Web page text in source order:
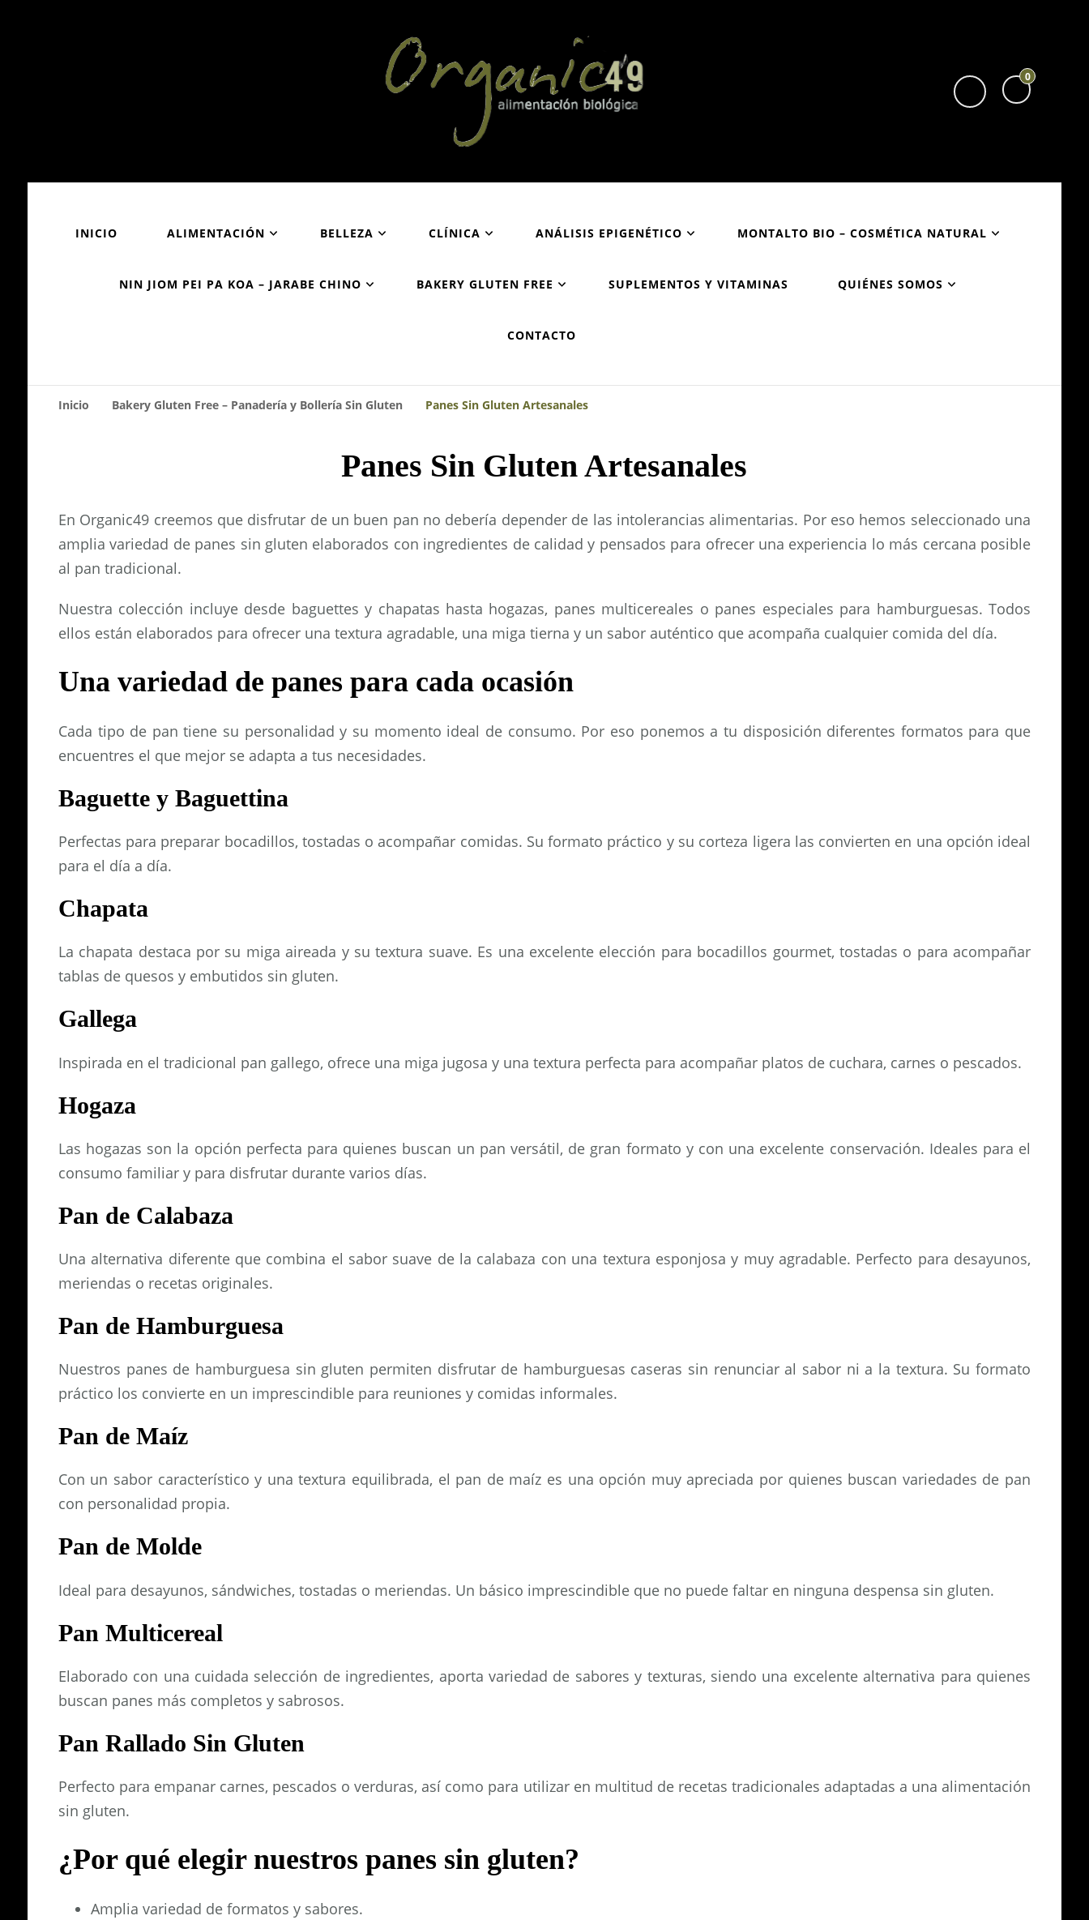
Organic49
Tu supermercado biológico y ecológico en San Sebastián
0
INICIO ALIMENTACIÓN BELLEZA CLÍNICA ANÁLISIS EPIGENÉTICO MONTALTO BIO – COSMÉTICA NATURAL
NIN JIOM PEI PA KOA – JARABE CHINO BAKERY GLUTEN FREE SUPLEMENTOS Y VITAMINAS QUIÉNES SOMOS
CONTACTO
Inicio Bakery Gluten Free – Panadería y Bollería Sin Gluten Panes Sin Gluten Artesanales
Panes Sin Gluten Artesanales
En Organic49 creemos que disfrutar de un buen pan no debería depender de las intolerancias alimentarias. Por eso hemos seleccionado una
amplia variedad de panes sin gluten elaborados con ingredientes de calidad y pensados para ofrecer una experiencia lo más cercana posible
al pan tradicional.
Nuestra colección incluye desde baguettes y chapatas hasta hogazas, panes multicereales o panes especiales para hamburguesas. Todos
ellos están elaborados para ofrecer una textura agradable, una miga tierna y un sabor auténtico que acompaña cualquier comida del día.
Una variedad de panes para cada ocasión
Cada tipo de pan tiene su personalidad y su momento ideal de consumo. Por eso ponemos a tu disposición diferentes formatos para que
encuentres el que mejor se adapta a tus necesidades.
Baguette y Baguettina
Perfectas para preparar bocadillos, tostadas o acompañar comidas. Su formato práctico y su corteza ligera las convierten en una opción ideal
para el día a día.
Chapata
La chapata destaca por su miga aireada y su textura suave. Es una excelente elección para bocadillos gourmet, tostadas o para acompañar
tablas de quesos y embutidos sin gluten.
Gallega
Inspirada en el tradicional pan gallego, ofrece una miga jugosa y una textura perfecta para acompañar platos de cuchara, carnes o pescados.
Hogaza
Las hogazas son la opción perfecta para quienes buscan un pan versátil, de gran formato y con una excelente conservación. Ideales para el
consumo familiar y para disfrutar durante varios días.
Pan de Calabaza
Una alternativa diferente que combina el sabor suave de la calabaza con una textura esponjosa y muy agradable. Perfecto para desayunos,
meriendas o recetas originales.
Pan de Hamburguesa
Nuestros panes de hamburguesa sin gluten permiten disfrutar de hamburguesas caseras sin renunciar al sabor ni a la textura. Su formato
práctico los convierte en un imprescindible para reuniones y comidas informales.
Pan de Maíz
Con un sabor característico y una textura equilibrada, el pan de maíz es una opción muy apreciada por quienes buscan variedades de pan
con personalidad propia.
Pan de Molde
Ideal para desayunos, sándwiches, tostadas o meriendas. Un básico imprescindible que no puede faltar en ninguna despensa sin gluten.
Pan Multicereal
Elaborado con una cuidada selección de ingredientes, aporta variedad de sabores y texturas, siendo una excelente alternativa para quienes
buscan panes más completos y sabrosos.
Pan Rallado Sin Gluten
Perfecto para empanar carnes, pescados o verduras, así como para utilizar en multitud de recetas tradicionales adaptadas a una alimentación
sin gluten.
¿Por qué elegir nuestros panes sin gluten?
Amplia variedad de formatos y sabores.